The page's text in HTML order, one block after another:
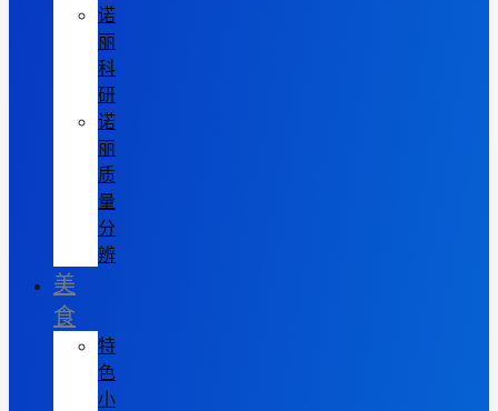
诺
丽
科
研
诺
丽
质
量
分
辨
美
食
特
色
小